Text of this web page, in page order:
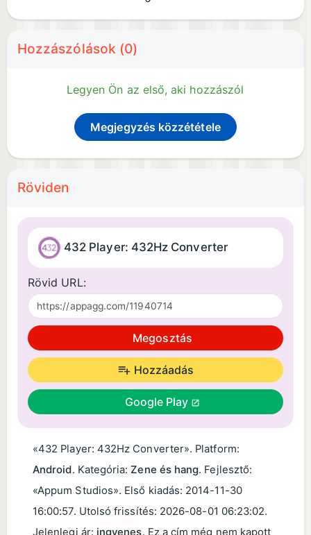
Hozzászólások (0)
Legyen Ön az első, aki hozzászól
Megjegyzés közzététele
Röviden
432 Player: 432Hz Converter
Rövid URL:
Megosztás
Hozzáadás
Google Play
«432 Player: 432Hz Converter». Platform:
Android. Kategória:Zene és hang. Fejlesztő:
«Appum Studios». Első kiadás: 2014-11-30
16:00:57. Utolsó frissítés: 2026-08-01 06:23:02.
Jelenlegi ár: ingyenes. Ez a cím még nem kapott